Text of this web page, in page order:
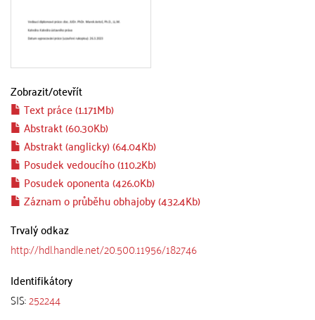
Zobrazit/otevřít
Text práce (1.171Mb)
Abstrakt (60.30Kb)
Abstrakt (anglicky) (64.04Kb)
Posudek vedoucího (110.2Kb)
Posudek oponenta (426.0Kb)
Záznam o průběhu obhajoby (432.4Kb)
Trvalý odkaz
http://hdl.handle.net/20.500.11956/182746
Identifikátory
SIS:252244